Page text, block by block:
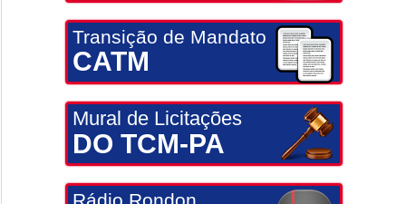
Transição de Mandato
CATM
Mural de Licitações
DO TCM-PA
Rádio Rondon